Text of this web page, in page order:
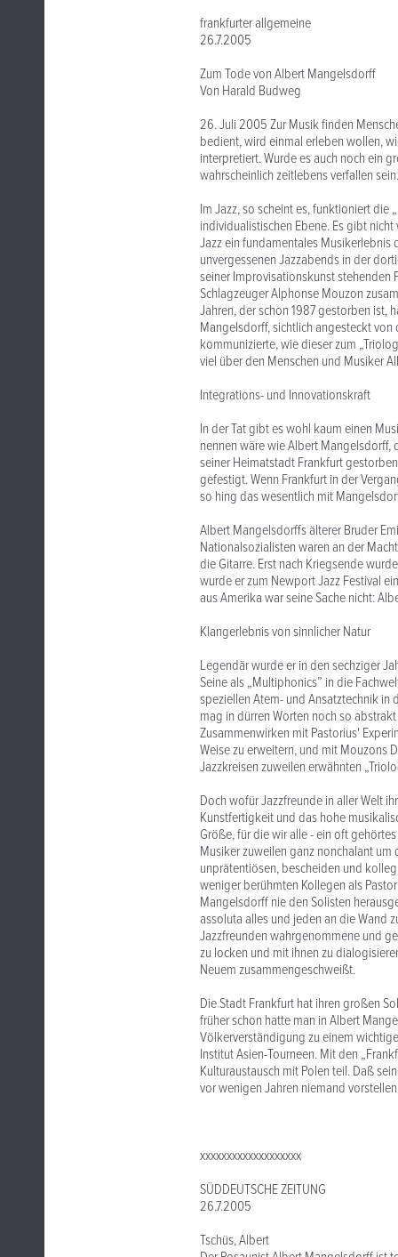
frankfurter allgemeine
26.7.2005
Zum Tode von Albert Mangelsdorff
Von Harald Budweg
26. Juli 2005 Zur Musik finden
bedient, wird einmal erleben wollen,
interpretiert. Wurde es auch noch ein
wahrscheinlich zeitlebens verfallen sein.
Im Jazz, so scheint es, funktioniert
individualistischen Ebene. Es gibt
Jazz ein fundamentales Musikerlebnis
unvergessenen Jazzabends in der
seiner Improvisationskunst stehenden
Schlagzeuger Alphonse Mouzon
Jahren, der schon 1987 gestorben ist,
Mangelsdorff, sichtlich angesteckt
kommunizierte, wie dieser zum
viel über den Menschen und Musiker
Integrations- und Innovationskraft
In der Tat gibt es wohl kaum einen
nennen wäre wie Albert Mangelsdorff,
seiner Heimatstadt Frankfurt
gefestigt. Wenn Frankfurt in der
so hing das wesentlich mit
Albert Mangelsdorffs älterer Bruder
Nationalsozialisten waren an der
die Gitarre. Erst nach Kriegsende
wurde er zum Newport Jazz Festival
aus Amerika war seine Sache nicht:
Klangerlebnis von sinnlicher Natur
Legendär wurde er in den sechziger
Seine als „Multiphonics” in die
speziellen Atem- und Ansatztechnik
mag in dürren Worten noch so
Zusammenwirken mit Pastorius'
Weise zu erweitern, und mit Mouzons
Jazzkreisen zuweilen erwähnten
Doch wofür Jazzfreunde in aller Welt
Kunstfertigkeit und das hohe
Größe, für die wir alle - ein oft
Musiker zuweilen ganz nonchalant
unprätentiösen, bescheiden und
weniger berühmten Kollegen als
Mangelsdorff nie den Solisten
assoluta alles und jeden an die Wand
Jazzfreunden wahrgenommene und
zu locken und mit ihnen zu
Neuem zusammengeschweißt.
Die Stadt Frankfurt hat ihren großen
früher schon hatte man in Albert
Völkerverständigung zu einem
Institut Asien-Tourneen. Mit den
Kulturaustausch mit Polen teil. Daß
vor wenigen Jahren niemand
xxxxxxxxxxxxxxxxxxx
SÜDDEUTSCHE ZEITUNG
26.7.2005
Tschüs, Albert